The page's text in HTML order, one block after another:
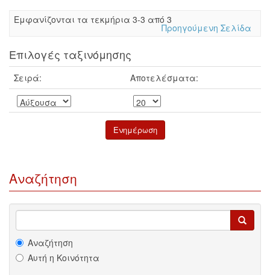
Eμφανίζονται τα τεκμήρια 3-3 από 3
Προηγούμενη Σελίδα
Επιλογές ταξινόμησης
Σειρά: Αποτελέσματα:
Αναζήτηση
Αναζήτηση
Αυτή η Κοινότητα